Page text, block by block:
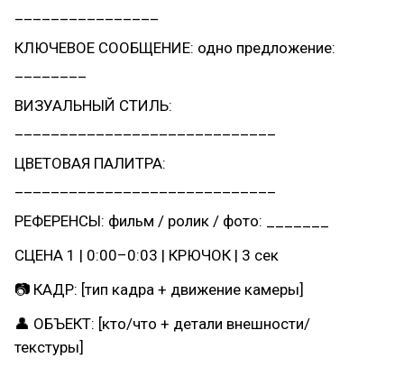
КЛЮЧЕВОЕ СООБЩЕНИЕ: одно предложение:
ВИЗУАЛЬНЫЙ СТИЛЬ:
ЦВЕТОВАЯ ПАЛИТРА:
РЕФЕРЕНСЫ: фильм / ролик / фото: _______
СЦЕНА 1 | 0:00–0:03 | КРЮЧОК | 3 сек
📷 КАДР: [тип кадра + движение камеры]
👤 ОБЪЕКТ: [кто/что + детали внешности/
текстуры]